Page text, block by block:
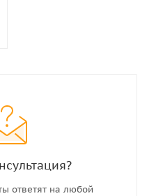
ответят на любой